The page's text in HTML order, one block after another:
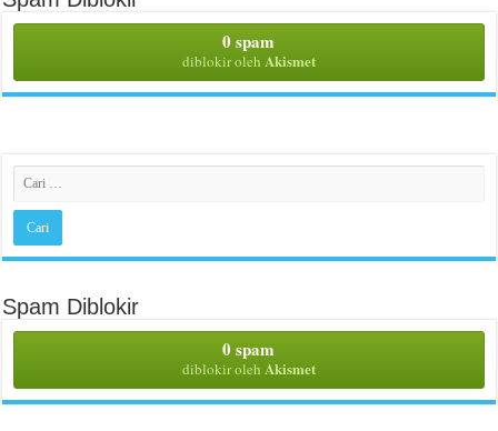
0 spam
diblokir oleh Akismet
Spam Diblokir
0 spam
diblokir oleh Akismet